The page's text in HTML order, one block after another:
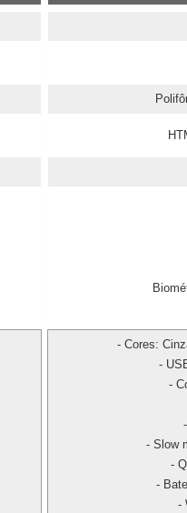
- Cores:
-
-
- Slow
-
-
-